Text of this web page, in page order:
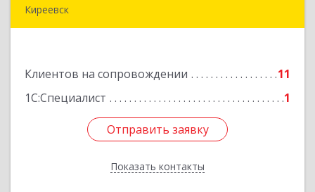
Киреевск
Клиентов на сопровождении
11
1С:Специалист
1
Отправить заявку
Показать контакты
Подробнее
Отправить заявку
Назад